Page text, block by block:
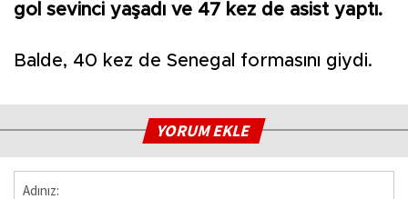
gol sevinci yaşadı ve 47 kez de asist yaptı.
Balde, 40 kez de Senegal formasını giydi.
YORUM EKLE